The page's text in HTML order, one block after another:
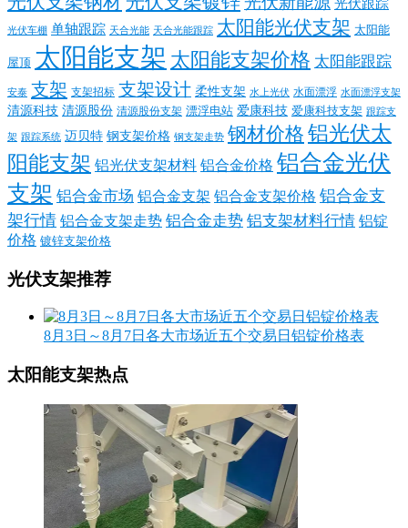
光伏跟踪
光伏车棚 单轴跟踪 天合光能 天合光能跟踪 太阳能光伏支架 太阳能
屋顶 太阳能支架 太阳能支架价格 太阳能跟踪
安泰 支架 支架招标 支架设计 柔性支架 水上光伏 水面漂浮 水面漂浮支架
清源科技 清源股份 清源股份支架 漂浮电站 爱康科技 爱康科技支架 跟踪支
架 跟踪系统 迈贝特 钢支架价格 钢支架走势 钢材价格 铝光伏太
阳能支架 铝光伏支架材料 铝合金价格 铝合金光伏
支架 铝合金市场 铝合金支架 铝合金支架价格 铝合金支
架行情 铝合金支架走势 铝合金走势 铝支架材料行情 铝锭
价格 镀锌支架价格
光伏支架推荐
8月3日～8月7日各大市场近五个交易日铝锭价格表
太阳能支架热点